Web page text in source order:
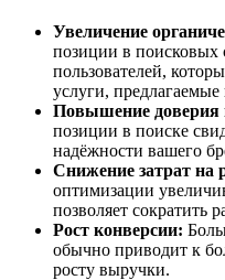
Увеличение
позиции в поисковых
пользователей,
услуги,
Повышение доверия
позиции в поиске
надёжности вашего
Снижение затрат на
оптимизации
позволяет сократить
Рост конверсии:
обычно приводит к
росту выручки.